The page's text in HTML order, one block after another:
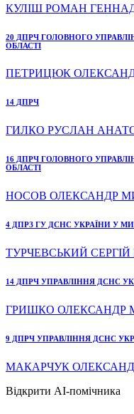
КУЛІШ РОМАН
20 ДПРЧ ГОЛОВНОГО
ОБЛАСТІ
ПЕТРИЦЮК
14 ДПРЧ
ГИЛКО РУСЛАН
16 ДПРЧ ГОЛОВНОГО
ОБЛАСТІ
НОСОВ ОЛЕКСАНДР
4 ДПРЗ ГУ ДСНС УКРАЇНИ У
ТУРЧЕВСЬКИЙ
14 ДПРЧ УПРАВЛІННЯ ДСНС
ГРИШКО ОЛЕКСАНДР
9 ДПРЧ УПРАВЛІННЯ ДСНС
МАКАРЧУК
Відкрити AI-помічника